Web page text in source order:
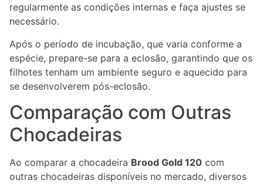
regularmente as condições internas e faça ajustes se
necessário.
Após o período de incubação, que varia conforme a
espécie, prepare-se para a eclosão, garantindo que os
filhotes tenham um ambiente seguro e aquecido para
se desenvolverem pós-eclosão.
Comparação com Outras
Chocadeiras
Ao comparar a chocadeira Brood Gold 120 com
outras chocadeiras disponíveis no mercado, diversos